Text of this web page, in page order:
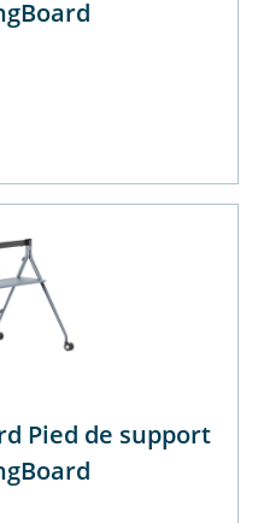
Pied de support